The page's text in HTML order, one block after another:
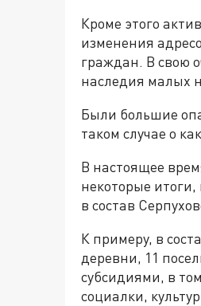
Кроме этого
изменения
граждан. В свою
наследия малых
Были большие
таком случае о
В настоящее
некоторые
в состав
К примеру, в
деревни, 11
субсидиями, в
социалки,